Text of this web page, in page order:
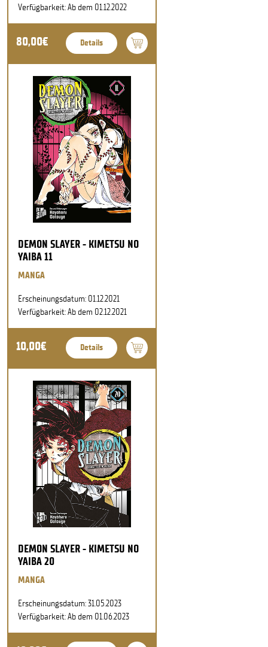
Verfügbarkeit: Ab dem 01.12.2022
80,00€ Details
DEMON SLAYER - KIMETSU NO
YAIBA 11
MANGA
Erscheinungsdatum: 01.12.2021
Verfügbarkeit: Ab dem 02.12.2021
10,00€ Details
DEMON SLAYER - KIMETSU NO
YAIBA 20
MANGA
Erscheinungsdatum: 31.05.2023
Verfügbarkeit: Ab dem 01.06.2023